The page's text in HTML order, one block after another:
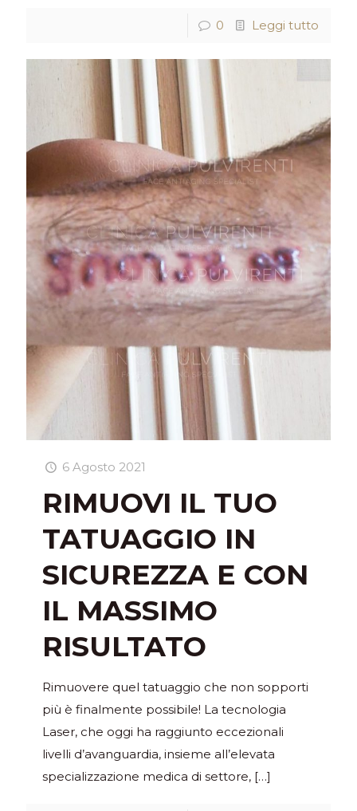
0 Leggi tutto
6 Agosto 2021
RIMUOVI IL TUO
TATUAGGIO IN
SICUREZZA E CON
IL MASSIMO
RISULTATO
Rimuovere quel tatuaggio che non sopporti
più è finalmente possibile! La tecnologia
Laser, che oggi ha raggiunto eccezionali
livelli d’avanguardia, insieme all’elevata
specializzazione medica di settore, […]